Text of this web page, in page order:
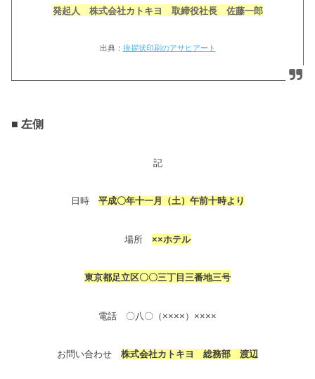
発起人 株式会社カトキヨ 取締役社長 佐藤一郎
出典： 挨拶状印刷のアサヒアート
■ 左側
記
日時 平成〇年十一月（土）午前十時より
場所 ××ホテル
東京都足立区〇〇三丁目三番地三号
電話 〇八〇（××××）××××
お問い合わせ 株式会社カトキヨ 総務部 渡辺